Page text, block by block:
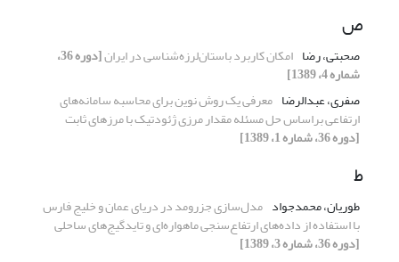
ص
صحبتی، رضا امکان کاربرد باستان‌لرزه‌شناسی در ایران [دوره 36،
شماره 4، 1389]
صفری، عبدالرضا معرفی یک روش نوین برای محاسبه سامانه‌های
ارتفاعی براساس حل مسئله مقدار مرزی ژئودتیک با مرزهای ثابت
[دوره 36، شماره 1، 1389]
ط
طوریان، محمدجواد مدل‌سازی جزرومد در دریای عمان و خلیج فارس
با استفاده از داده‌های ارتفاع‌سنجی ماهواره‌ای و تایدگیج‌های ساحلی
[دوره 36، شماره 3، 1389]